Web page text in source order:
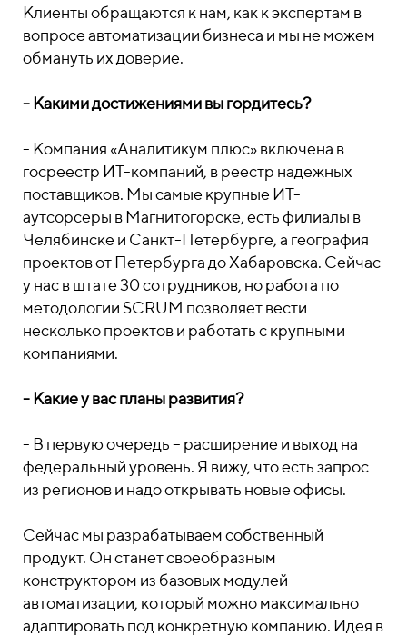
Клиенты обращаются к нам, как к экспертам в
вопросе автоматизации бизнеса и мы не можем
обмануть их доверие.
- Какими достижениями вы гордитесь?
- Компания «Аналитикум плюс» включена в
госреестр ИТ-компаний, в реестр надежных
поставщиков. Мы самые крупные ИТ-
аутсорсеры в Магнитогорске, есть филиалы в
Челябинске и Санкт-Петербурге, а география
проектов от Петербурга до Хабаровска. Сейчас
у нас в штате 30 сотрудников, но работа по
методологии SCRUM позволяет вести
несколько проектов и работать с крупными
компаниями.
- Какие у вас планы развития?
- В первую очередь – расширение и выход на
федеральный уровень. Я вижу, что есть запрос
из регионов и надо открывать новые офисы.
Сейчас мы разрабатываем собственный
продукт. Он станет своеобразным
конструктором из базовых модулей
автоматизации, который можно максимально
адаптировать под конкретную компанию. Идея в